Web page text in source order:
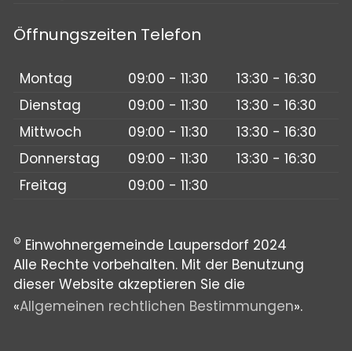
Öffnungszeiten Telefon
Montag 09:00 - 11:30
13:30 - 16:30
Dienstag
09:00 - 11:30
13:30 - 16:30
Mittwoch
09:00 - 11:30
13:30 - 16:30
Donnerstag
09:00 - 11:30
13:30 - 16:30
Freitag
09:00 - 11:30
© Einwohnergemeinde Laupersdorf 2024
Alle Rechte vorbehalten. Mit der Benutzung
dieser Website akzeptieren Sie die
«Allgemeinen rechtlichen Bestimmungen».